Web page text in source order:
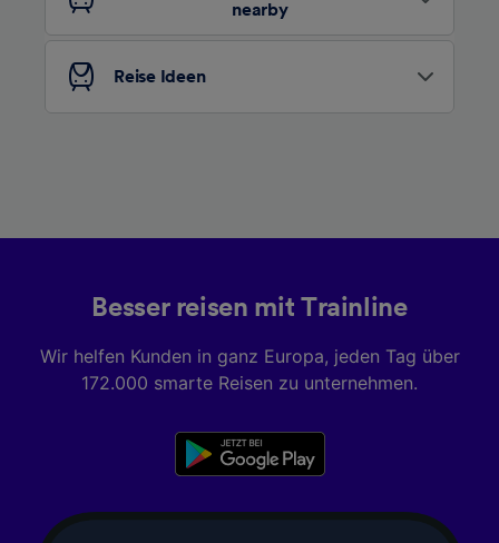
nearby
Reise Ideen
Besser reisen mit Trainline
Wir helfen Kunden in ganz Europa, jeden Tag über
172.000 smarte Reisen zu unternehmen.
Endgeräteeigenschaften zur Identifikation
aktiv abfragen. Speichern von oder Zugriff auf
Informationen auf einem Endgerät.